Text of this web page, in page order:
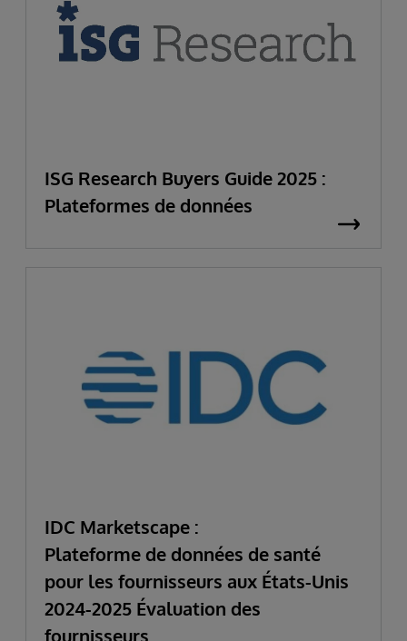
ISG Research Buyers Guide 2025 :
Plateformes de données
IDC Marketscape :
Plateforme de données de santé
pour les fournisseurs aux États-Unis
2024-2025 Évaluation des
fournisseurs